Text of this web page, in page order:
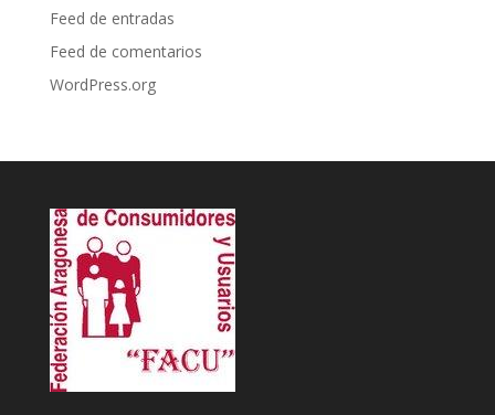
Feed de entradas
Feed de comentarios
WordPress.org